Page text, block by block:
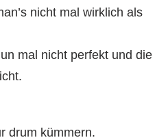
nicht mal wirklich als
mal nicht perfekt und die
drum kümmern.